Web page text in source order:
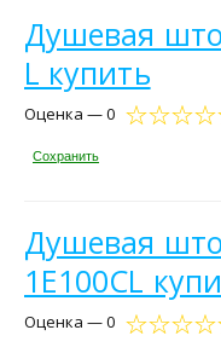
Душевая
L купить
Оценка — 0
Сохранить
Душевая
1E100CL
Оценка — 0